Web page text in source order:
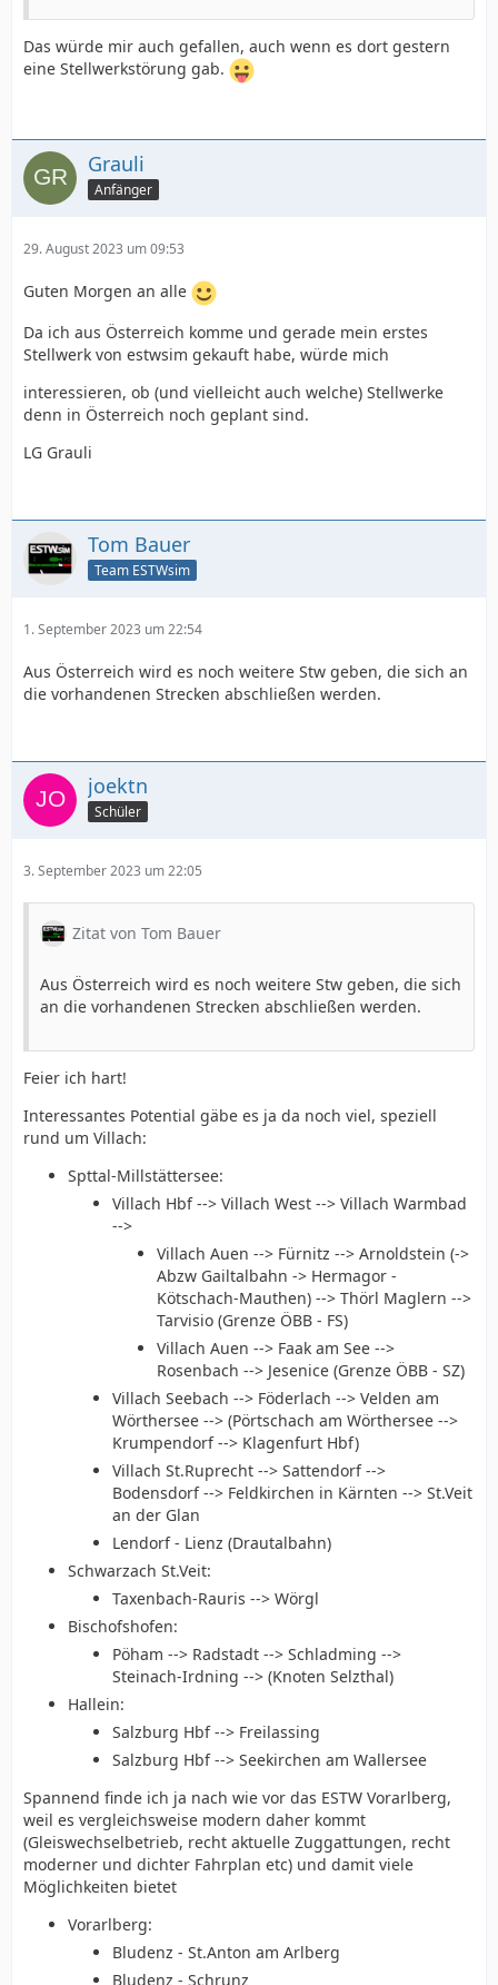
Das würde mir auch gefallen, auch wenn es dort gestern
eine Stellwerkstörung gab.
Grauli
Anfänger
29. August 2023 um 09:53
Guten Morgen an alle
Da ich aus Österreich komme und gerade mein erstes
Stellwerk von estwsim gekauft habe, würde mich
interessieren, ob (und vielleicht auch welche) Stellwerke
denn in Österreich noch geplant sind.
LG Grauli
Tom Bauer
Team ESTWsim
1. September 2023 um 22:54
Aus Österreich wird es noch weitere Stw geben, die sich an
die vorhandenen Strecken abschließen werden.
joektn
Schüler
3. September 2023 um 22:05
Zitat von Tom Bauer
Aus Österreich wird es noch weitere Stw geben, die sich
an die vorhandenen Strecken abschließen werden.
Feier ich hart!
Interessantes Potential gäbe es ja da noch viel, speziell
rund um Villach:
Spttal-Millstättersee:
Villach Hbf --> Villach West --> Villach Warmbad
-->
Villach Auen --> Fürnitz --> Arnoldstein (->
Abzw Gailtalbahn -> Hermagor -
Kötschach-Mauthen) --> Thörl Maglern -->
Tarvisio (Grenze ÖBB - FS)
Villach Auen --> Faak am See -->
Rosenbach --> Jesenice (Grenze ÖBB - SZ)
Villach Seebach --> Föderlach --> Velden am
Wörthersee --> (Pörtschach am Wörthersee -->
Krumpendorf --> Klagenfurt Hbf)
Villach St.Ruprecht --> Sattendorf -->
Bodensdorf --> Feldkirchen in Kärnten --> St.Veit
an der Glan
Lendorf - Lienz (Drautalbahn)
Schwarzach St.Veit:
Taxenbach-Rauris --> Wörgl
Bischofshofen:
Pöham --> Radstadt --> Schladming -->
Steinach-Irdning --> (Knoten Selzthal)
Hallein:
Salzburg Hbf --> Freilassing
Salzburg Hbf --> Seekirchen am Wallersee
Spannend finde ich ja nach wie vor das ESTW Vorarlberg,
weil es vergleichsweise modern daher kommt
(Gleiswechselbetrieb, recht aktuelle Zuggattungen, recht
moderner und dichter Fahrplan etc) und damit viele
Möglichkeiten bietet
Vorarlberg:
Bludenz - St.Anton am Arlberg
Bludenz - Schrunz